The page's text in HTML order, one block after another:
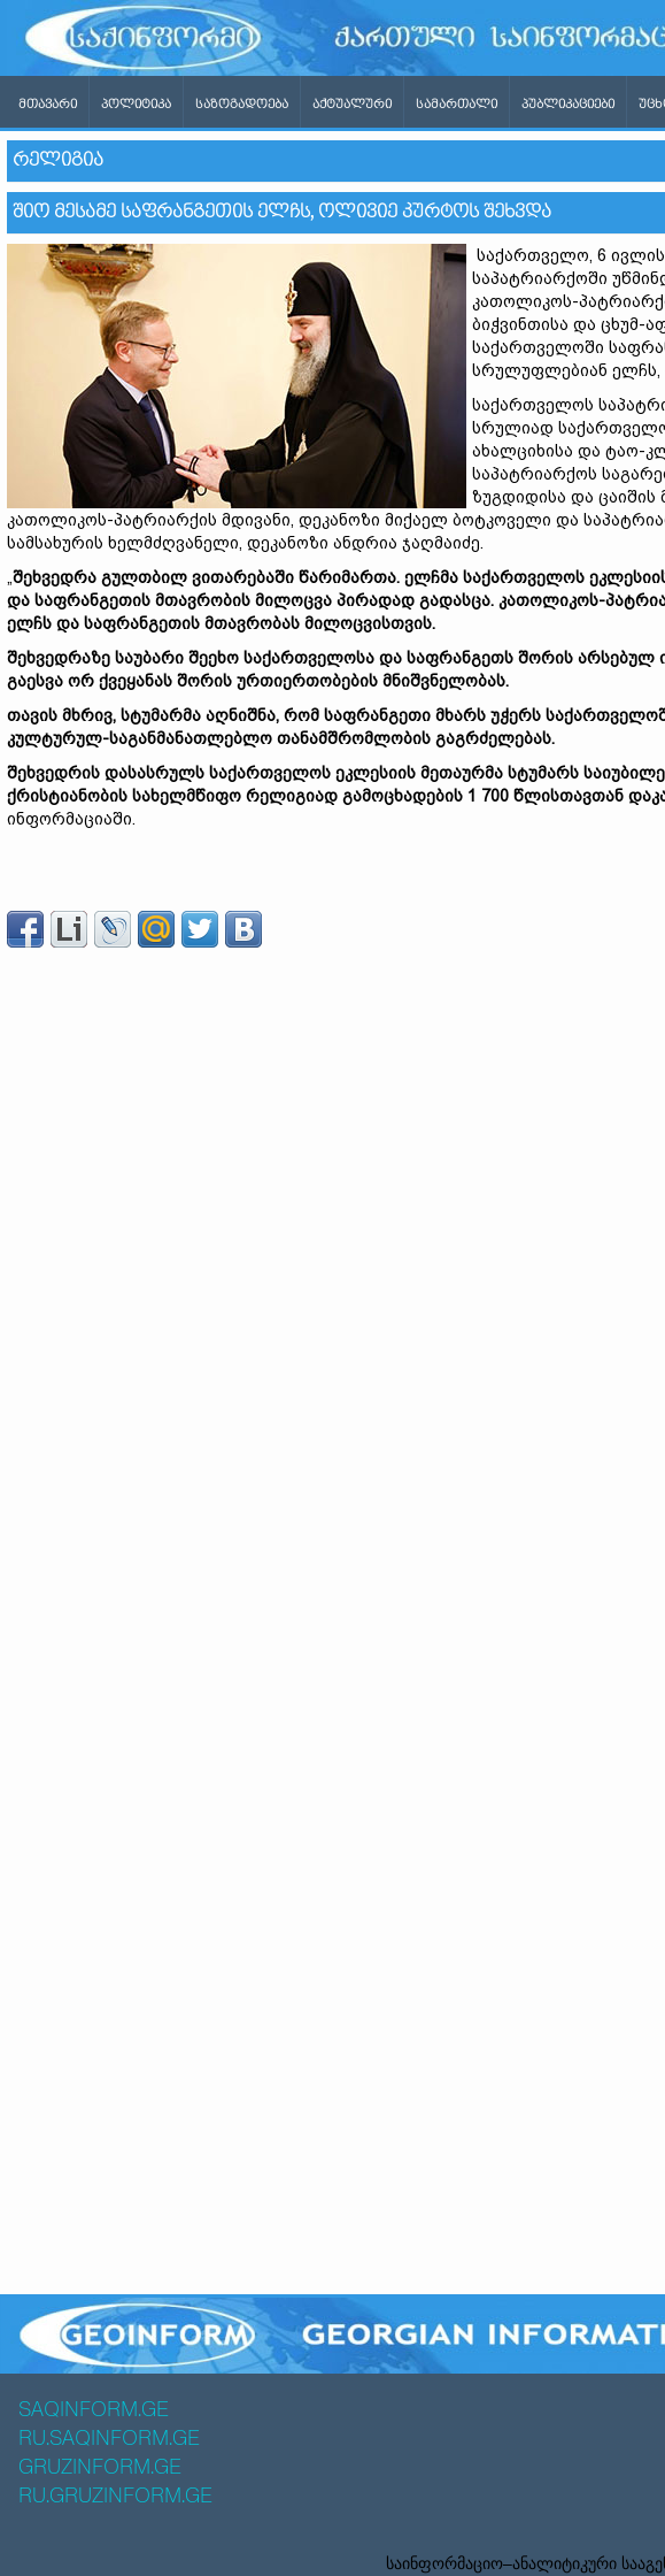
ᲛᲗᲐᲕᲐᲠᲘ ᲞᲝᲚᲘᲢᲘᲙᲐ ᲡᲐᲖᲝᲒᲐᲓᲝᲔᲑᲐ ᲐᲥᲢᲣᲐᲚᲣᲠᲘ ᲡᲐᲛᲐᲠᲗᲐᲚᲘ ᲞᲣᲑᲚᲘᲙᲐᲪᲘᲔᲑᲘ
ᲠᲔᲚᲘᲒᲘᲐ
ᲨᲘᲝ ᲛᲔᲡᲐᲛᲔ ᲡᲐᲤᲠᲐᲜᲒᲔᲗᲘᲡ ᲔᲚᲩᲡ, ᲝᲚᲘᲕᲘᲔ ᲙᲣᲠᲢᲝᲡ ᲨᲔᲮᲕᲓᲐ
საქართველო, 6
საპატრიარქოში
კათოლიკოს-
ბიჭვინთისა და ცხუმ-
საქართველოში
სრულუფლებიან ელჩს,
საქართველოს
სრულიად
ახალციხისა და ტაო-
საპატრიარქოს
ზუგდიდისა და ცაიშის
კათოლიკოს-პატრიარქის მდივანი, დეკანოზი მიქაელ ბოტკოველი და
სამსახურის ხელმძღვანელი, დეკანოზი ანდრია ჯაღმაიძე.
„შეხვედრა გულთბილ ვითარებაში წარიმართა. ელჩმა საქართველოს
და საფრანგეთის მთავრობის მილოცვა პირადად გადასცა. კათოლიკოს-
ელჩს და საფრანგეთის მთავრობას მილოცვისთვის.
შეხვედრაზე საუბარი შეეხო საქართველოსა და საფრანგეთს შორის
გაესვა ორ ქვეყანას შორის ურთიერთობების მნიშვნელობას.
თავის მხრივ, სტუმარმა აღნიშნა, რომ საფრანგეთი მხარს უჭერს
კულტურულ-საგანმანათლებლო თანამშრომლობის გაგრძელებას.
შეხვედრის დასასრულს საქართველოს ეკლესიის მეთაურმა სტუმარს
ქრისტიანობის სახელმწიფო რელიგიად გამოცხადების 1 700 წლისთავთან
ინფორმაციაში.
SAQINFORM.GE
RU.SAQINFORM.GE
GRUZINFORM.GE
RU.GRUZINFORM.GE
საინფორმაციო–ანალიტიკური